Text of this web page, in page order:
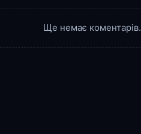
Ще немає коментарів.